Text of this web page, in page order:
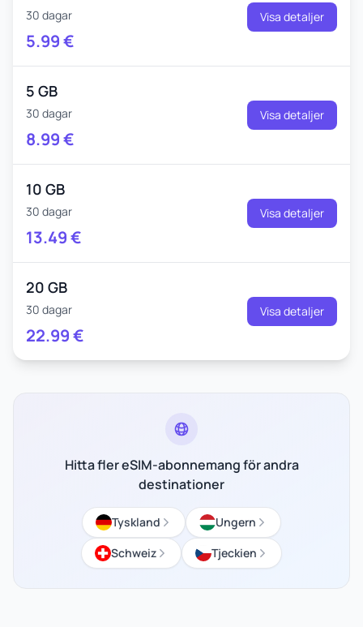
30 dagar
5.99€
Visa detaljer
5 GB
30 dagar
8.99€
Visa detaljer
10 GB
30 dagar
13.49€
Visa detaljer
20 GB
30 dagar
22.99€
Visa detaljer
Hitta fler eSIM-abonnemang för andra
destinationer
Tyskland
Ungern
Schweiz
Tjeckien